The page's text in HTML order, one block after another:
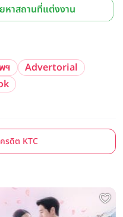
าสถานที่แต่งงาน
ฯ
Advertorial
รดิต KTC